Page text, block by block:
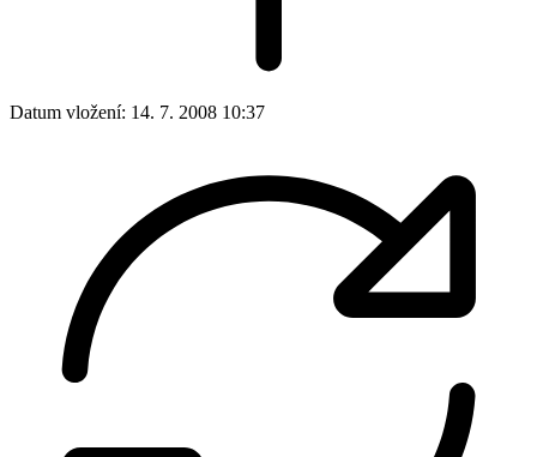
Datum vložení: 14. 7. 2008 10:37